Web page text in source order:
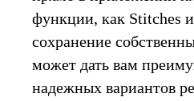
функции, как Stitches
сохранение
может дать вам
надежных вариантов